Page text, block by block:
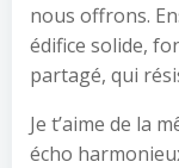
nous offrons.
édifice solide,
partagé, qui
Je t’aime de la
écho